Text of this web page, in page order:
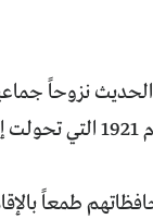
الحديث نزوحاً
طمعاً